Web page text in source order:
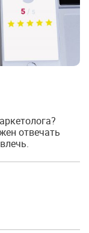
отвечать